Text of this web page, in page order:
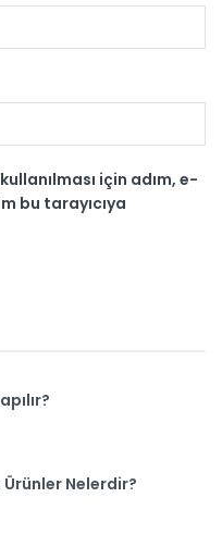
için adım, e-
bu tarayıcıya
Ürünler Nelerdir?